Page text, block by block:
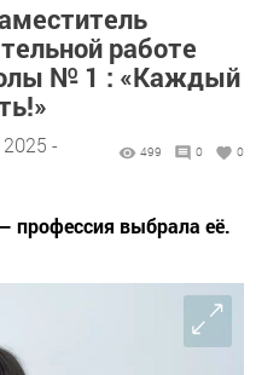
работе
№ 1 : «Каждый
-
499 0 0
профессия выбрала её.